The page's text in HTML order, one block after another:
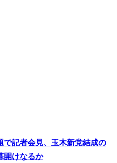
記者会見、玉木新党結成の
開けなるか